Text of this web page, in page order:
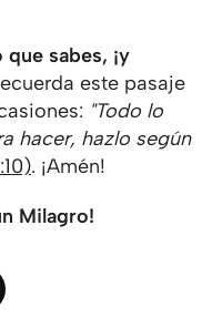
sabes, ¡y
este pasaje
"Todo lo
hacer, hazlo según
. ¡Amén!
Milagro!